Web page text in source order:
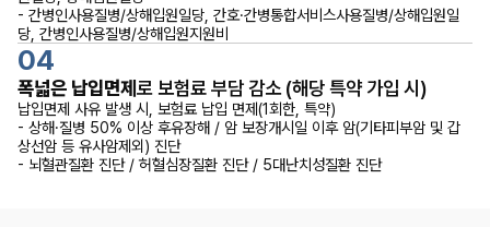
- 간병인사용질병/상해입원일당, 간호·간병통합서비스사용질병/상해입원일
당, 간병인사용질병/상해입원지원비
04
폭넓은 납입면제 로 보험료 부담 감소 (해당 특약 가입 시)
납입면제 사유 발생 시, 보험료 납입 면제(1회한, 특약)
- 상해·질병 50% 이상 후유장해 / 암 보장개시일 이후 암(기타피부암 및 갑
상선암 등 유사암제외) 진단
- 뇌혈관질환 진단 / 허혈심장질환 진단 / 5대난치성질환 진단